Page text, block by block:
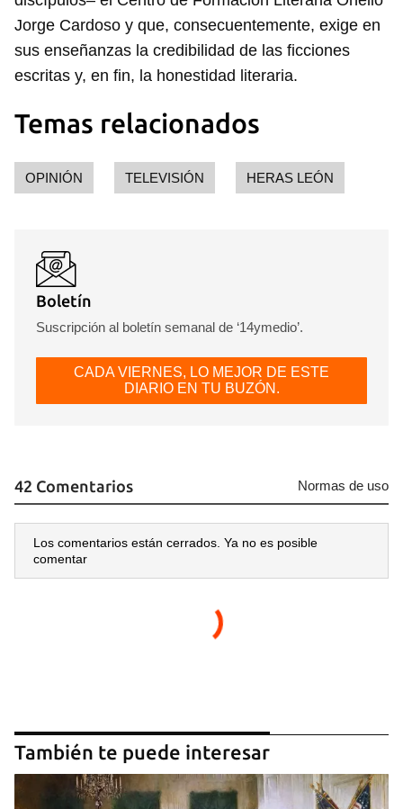
Jorge Cardoso y que, consecuentemente, exige en
sus enseñanzas la credibilidad de las ficciones
escritas y, en fin, la honestidad literaria.
Temas relacionados
OPINIÓN TELEVISIÓN HERAS LEÓN
Boletín
Suscripción al boletín semanal de ‘14ymedio’.
CADA VIERNES, LO MEJOR DE ESTE
DIARIO EN TU BUZÓN.
42 Comentarios Normas de uso
Los comentarios están cerrados. Ya no es posible
comentar
También te puede interesar